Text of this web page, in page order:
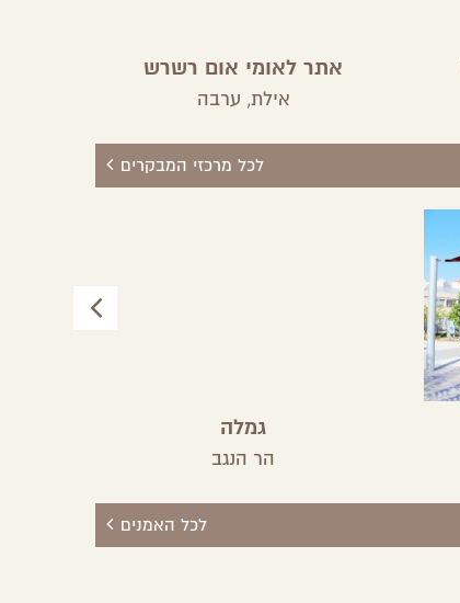
אתר לאומי אום רשרש
אילת, ערבה
לכל מרכזי המבקרים
גמלה
הר הנגב
לכל האמנים